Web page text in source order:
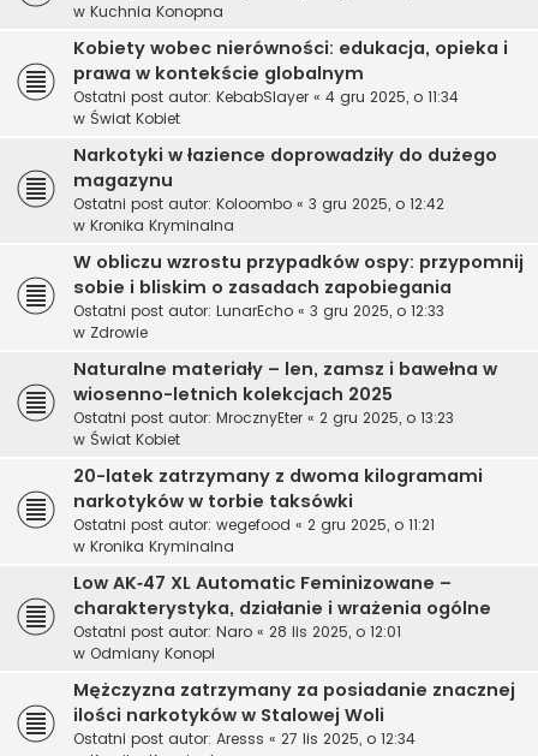
w Kuchnia Konopna
Kobiety wobec nierówności: edukacja, opieka i
prawa w kontekście globalnym
Ostatni post autor: KebabSlayer « 4 gru 2025, o 11:34
w Świat Kobiet
Narkotyki w łazience doprowadziły do dużego
magazynu
Ostatni post autor: Koloombo « 3 gru 2025, o 12:42
w Kronika Kryminalna
W obliczu wzrostu przypadków ospy: przypomnij
sobie i bliskim o zasadach zapobiegania
Ostatni post autor: LunarEcho « 3 gru 2025, o 12:33
w Zdrowie
Naturalne materiały – len, zamsz i bawełna w
wiosenno-letnich kolekcjach 2025
Ostatni post autor: MrocznyEter « 2 gru 2025, o 13:23
w Świat Kobiet
20-latek zatrzymany z dwoma kilogramami
narkotyków w torbie taksówki
Ostatni post autor: wegefood « 2 gru 2025, o 11:21
w Kronika Kryminalna
Low AK‑47 XL Automatic Feminizowane –
charakterystyka, działanie i wrażenia ogólne
Ostatni post autor: Naro « 28 lis 2025, o 12:01
w Odmiany Konopi
Mężczyzna zatrzymany za posiadanie znacznej
ilości narkotyków w Stalowej Woli
Ostatni post autor: Aresss « 27 lis 2025, o 12:34